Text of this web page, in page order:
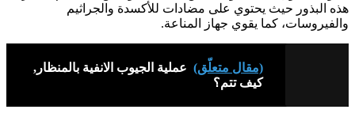
هذه البذور حيث يحتوي على مضادات للأكسدة والجراثيم
والفيروسات، كما يقوي جهاز المناعة.
(مقال متعلّق) عملية الجيوب الانفية بالمنظار,
كيف تتم؟